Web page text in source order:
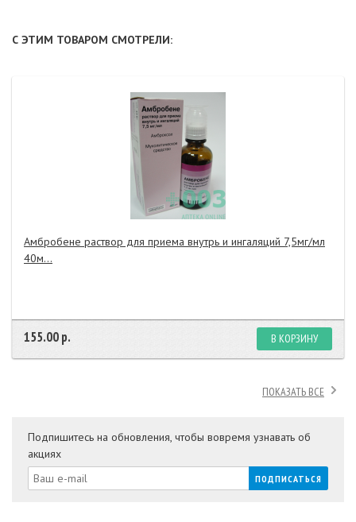
С ЭТИМ ТОВАРОМ СМОТРЕЛИ:
Амбробене раствор для приема внутрь и ингаляций 7,5мг/мл
40м...
155.00 р. В КОРЗИНУ
ПОКАЗАТЬ ВСЕ
Подпишитесь на обновления, чтобы вовремя узнавать об
акциях